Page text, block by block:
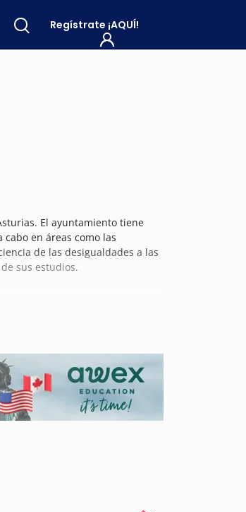
Regístrate ¡AQUÍ!
El ayuntamiento tiene
en áreas como las
de las desigualdades a las
sus estudios.